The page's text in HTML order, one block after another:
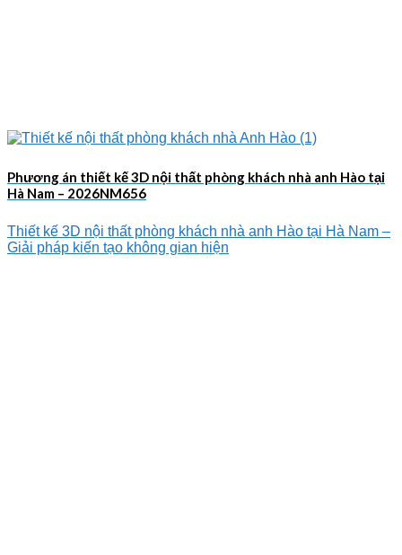
Phương án thiết kế 3D nội thất phòng khách nhà anh Hào tại
Hà Nam – 2026NM656
Thiết kế 3D nội thất phòng khách nhà anh Hào tại Hà Nam –
Giải pháp kiến tạo không gian hiện